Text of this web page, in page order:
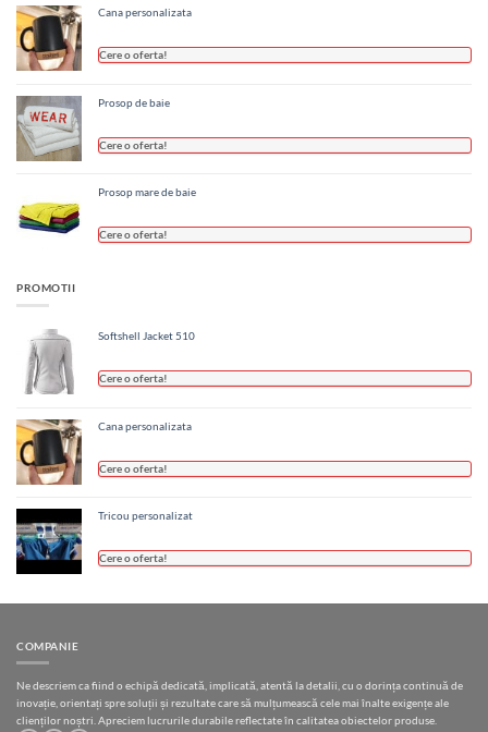
Cana personalizata
Cere o oferta!
Prosop de baie
Cere o oferta!
Prosop mare de baie
Cere o oferta!
PROMOTII
Softshell Jacket 510
Cere o oferta!
Cana personalizata
Cere o oferta!
Tricou personalizat
Cere o oferta!
COMPANIE
Ne descriem ca fiind o echipă dedicată, implicată, atentă la detalii, cu o dorința continuă de
inovație, orientați spre soluții și rezultate care să mulțumească cele mai înalte exigențe ale
clienților noștri. Apreciem lucrurile durabile reflectate în calitatea obiectelor produse.